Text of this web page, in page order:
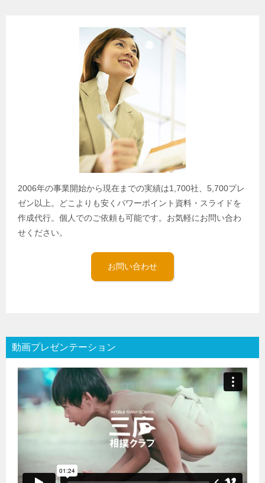
2006年の事業開始から現在までの実績は1,700社、5,700プレ
ゼン以上。どこよりも安くパワーポイント資料・スライドを
作成代行。個人でのご依頼も可能です。お気軽にお問い合わ
せください。
お問い合わせ
動画プレゼンテーション